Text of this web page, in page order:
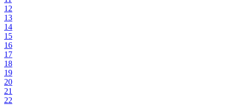
12
13
14
15
16
17
18
19
20
21
22